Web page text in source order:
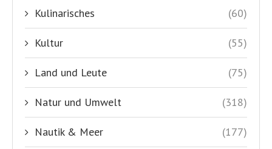
Kulinarisches (60)
Kultur (55)
Land und Leute (75)
Natur und Umwelt (318)
Nautik & Meer (177)